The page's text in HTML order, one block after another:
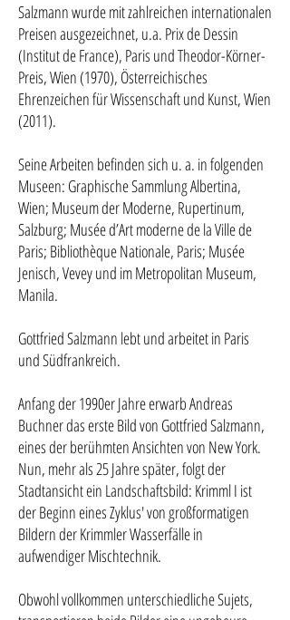
Salzmann wurde mit zahlreichen internationalen
Preisen ausgezeichnet, u.a. Prix de Dessin
(Institut de France), Paris und Theodor-Körner-
Preis, Wien (1970), Österreichisches
Ehrenzeichen für Wissenschaft und Kunst, Wien
(2011).
Seine Arbeiten befinden sich u. a. in folgenden
Museen: Graphische Sammlung Albertina,
Wien; Museum der Moderne, Rupertinum,
Salzburg; Musée d’Art moderne de la Ville de
Paris; Bibliothèque Nationale, Paris; Musée
Jenisch, Vevey und im Metropolitan Museum,
Manila.
Gottfried Salzmann lebt und arbeitet in Paris
und Südfrankreich.
Anfang der 1990er Jahre erwarb Andreas
Buchner das erste Bild von Gottfried Salzmann,
eines der berühmten Ansichten von New York.
Nun, mehr als 25 Jahre später, folgt der
Stadtansicht ein Landschaftsbild: Krimml I ist
der Beginn eines Zyklus' von großformatigen
Bildern der Krimmler Wasserfälle in
aufwendiger Mischtechnik.
Obwohl vollkommen unterschiedliche Sujets,